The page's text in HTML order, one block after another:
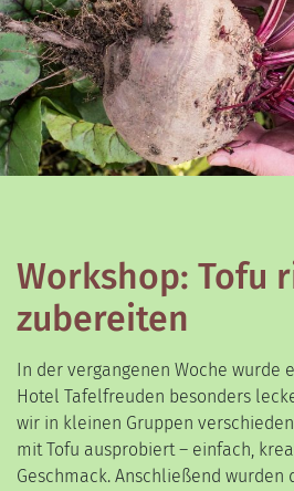
Workshop: Tofu
zubereiten
In der vergangenen Woche wurde
Hotel Tafelfreuden besonders
wir in kleinen Gruppen
mit Tofu ausprobiert – einfach,
Geschmack. Anschließend wurden